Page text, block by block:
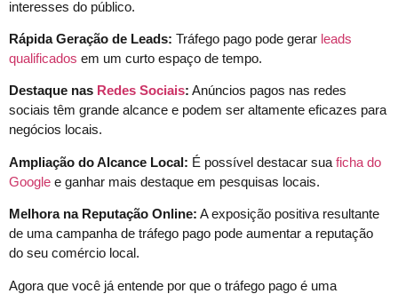
interesses do público.
Rápida Geração de Leads: Tráfego pago pode gerar leads
qualificados em um curto espaço de tempo.
Destaque nas Redes Sociais: Anúncios pagos nas redes
sociais têm grande alcance e podem ser altamente eficazes para
negócios locais.
Ampliação do Alcance Local: É possível destacar sua ficha do
Google e ganhar mais destaque em pesquisas locais.
Melhora na Reputação Online: A exposição positiva resultante
de uma campanha de tráfego pago pode aumentar a reputação
do seu comércio local.
Agora que você já entende por que o tráfego pago é uma